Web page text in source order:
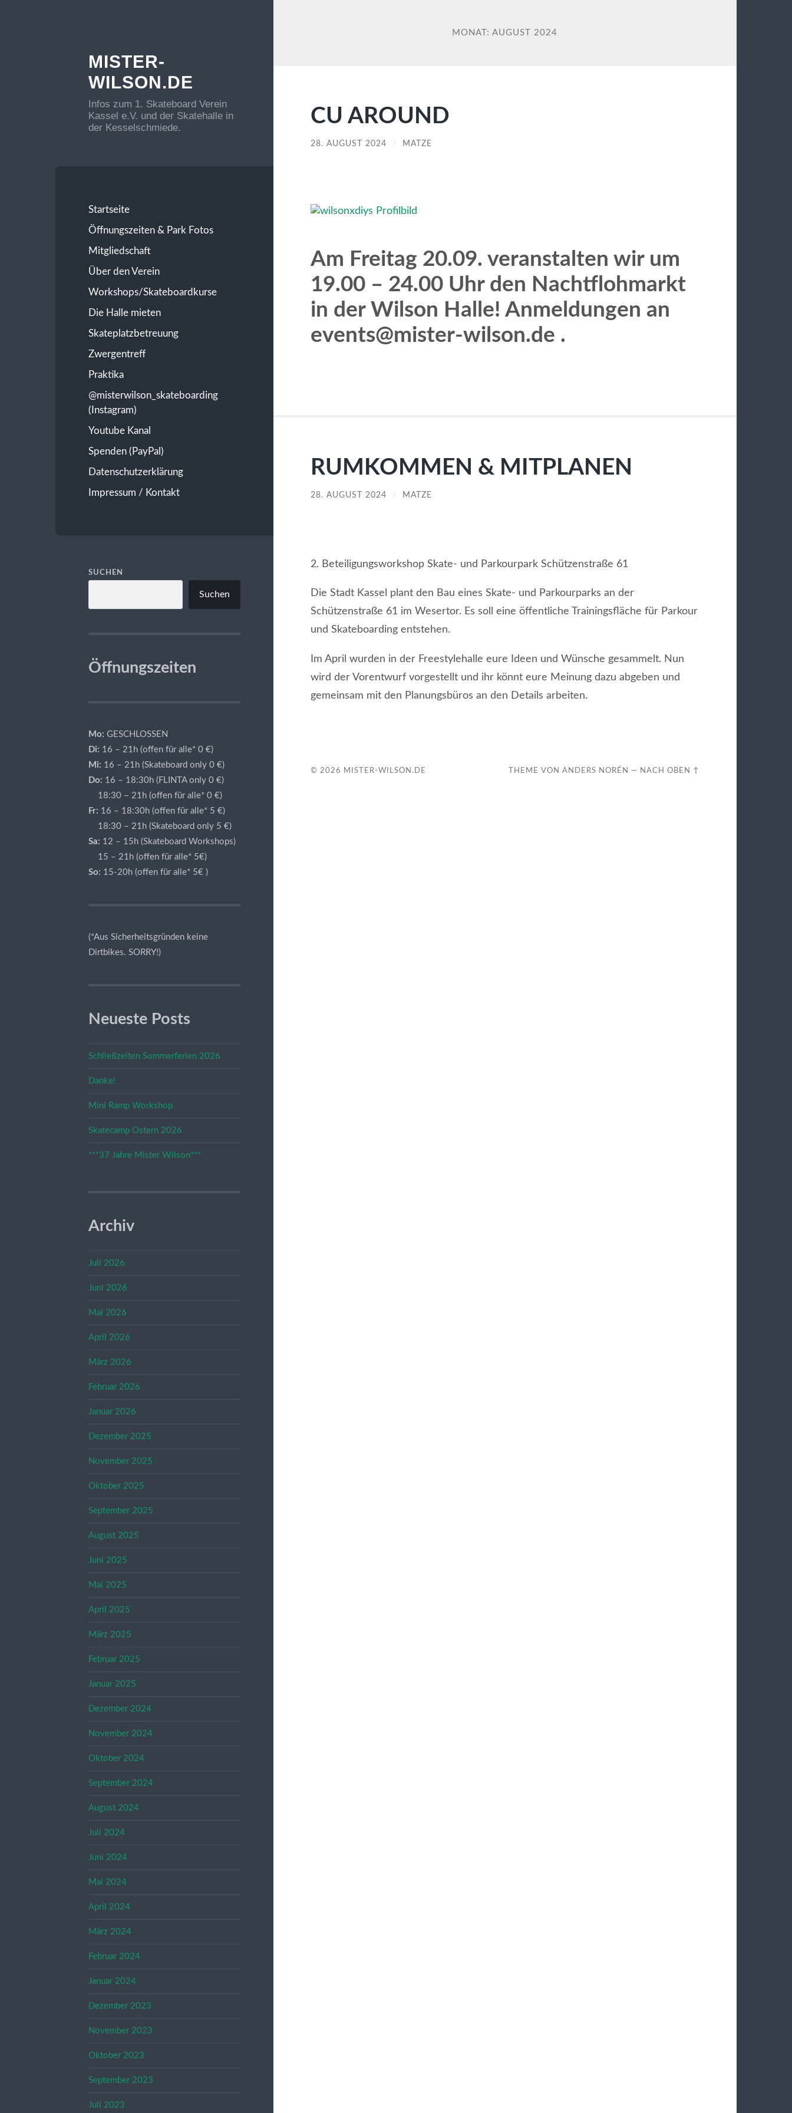
MISTER-
WILSON.DE
Infos zum 1. Skateboard Verein
Kassel e.V. und der Skatehalle in
der Kesselschmiede.
Startseite
Öffnungszeiten & Park Fotos
Mitgliedschaft
Über den Verein
Workshops/Skateboardkurse
Die Halle mieten
Skateplatzbetreuung
Zwergentreff
Praktika
@misterwilson_skateboarding
(Instagram)
Youtube Kanal
Spenden (PayPal)
Datenschutzerklärung
Impressum / Kontakt
SUCHEN
Suchen
Öffnungszeiten
Mo: GESCHLOSSEN
Di: 16 – 21h (offen für alle* 0 €)
Mi: 16 – 21h (Skateboard only 0 €)
Do: 16 – 18:30h (FLINTA only 0 €)
18:30 – 21h (offen für alle* 0 €)
Fr: 16 – 18:30h (offen für alle* 5 €)
18:30 – 21h (Skateboard only 5 €)
Sa: 12 – 15h (Skateboard Workshops)
15 – 21h (offen für alle* 5€)
So: 15-20h (offen für alle* 5€ )
(*Aus Sicherheitsgründen keine
Dirtbikes. SORRY!)
Neueste Posts
Schließzeiten Sommerferien 2026
Danke!
Mini Ramp Workshop
Skatecamp Ostern 2026
***37 Jahre Mister Wilson***
Archiv
Juli 2026
Juni 2026
Mai 2026
April 2026
März 2026
Februar 2026
Januar 2026
Dezember 2025
November 2025
Oktober 2025
September 2025
August 2025
Juni 2025
Mai 2025
April 2025
März 2025
Februar 2025
Januar 2025
Dezember 2024
November 2024
Oktober 2024
September 2024
August 2024
Juli 2024
Juni 2024
Mai 2024
April 2024
März 2024
Februar 2024
Januar 2024
Dezember 2023
November 2023
Oktober 2023
September 2023
Juli 2023
MONAT:AUGUST 2024
CU AROUND
28. AUGUST 2024 / MATZE
Am Freitag 20.09. veranstalten wir um
19.00 – 24.00 Uhr den Nachtflohmarkt
in der Wilson Halle! Anmeldungen an
events@mister-wilson.de .
RUMKOMMEN & MITPLANEN
28. AUGUST 2024 / MATZE
2. Beteiligungsworkshop Skate- und Parkourpark Schützenstraße 61
Die Stadt Kassel plant den Bau eines Skate- und Parkourparks an der
Schützenstraße 61 im Wesertor. Es soll eine öffentliche Trainingsfläche für Parkour
und Skateboarding entstehen.
Im April wurden in der Freestylehalle eure Ideen und Wünsche gesammelt. Nun
wird der Vorentwurf vorgestellt und ihr könnt eure Meinung dazu abgeben und
gemeinsam mit den Planungsbüros an den Details arbeiten.
© 2026 MISTER-WILSON.DE THEME VONANDERS NORÉN — NACH OBEN ↑